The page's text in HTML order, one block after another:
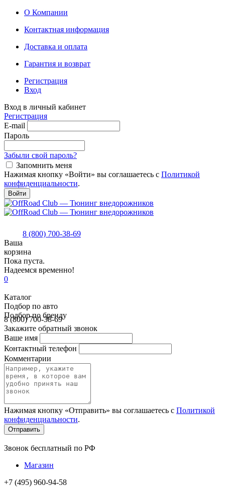
О Компании
Контактная информация
Доставка и оплата
Гарантия и возврат
Регистрация
Вход
Вход в личный кабинет
Регистрация
E-mail
Пароль
Забыли свой пароль?
Запомнить меня
Нажимая кнопку «Войти» вы соглашаетесь с Политикой
конфиденциальности.
Войти
8 (800) 700-38-69
Ваша
корзина
Пока пуста.
Надеемся временно!
0
Каталог
Подбор по авто
Подбор по бренду
8 (800) 700-38-69
Закажите обратный звонок
Ваше имя
Контактный телефон
Комментарии
Нажимая кнопку «Отправить» вы соглашаетесь с Политикой
конфиденциальности.
Звонок бесплатный по РФ
Магазин
+7 (495) 960-94-58